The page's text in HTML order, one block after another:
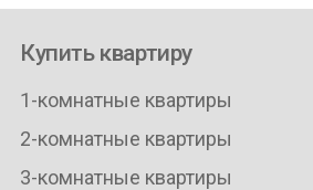
Купить квартиру
1-комнатные квартиры
2-комнатные квартиры
3-комнатные квартиры